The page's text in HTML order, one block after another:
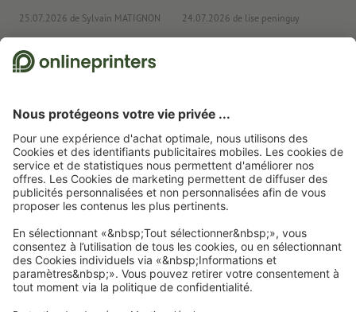
25.07.2026 de Sylvain MATIGNON 24.07.2026 de lise peninguy
Nous utilisons Trustpilot comme prestataire indépendant pour collecter des
évaluations. Vous trouverez
Page d'accueil Cartes de visite Cartes de visite Cartes de visite
15 %